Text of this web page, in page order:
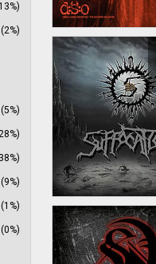
(2%)
(5%)
(9%)
(1%)
(0%)